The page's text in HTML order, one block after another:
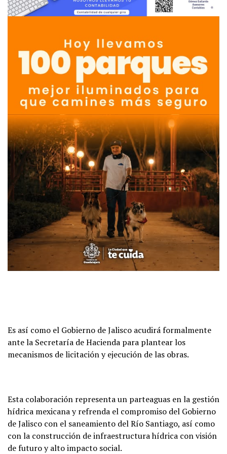
Es así como el Gobierno de Jalisco acudirá formalmente
ante la Secretaría de Hacienda para plantear los
mecanismos de licitación y ejecución de las obras.
Esta colaboración representa un parteaguas en la gestión
hídrica mexicana y refrenda el compromiso del Gobierno
de Jalisco con el saneamiento del Río Santiago, así como
con la construcción de infraestructura hídrica con visión
de futuro y alto impacto social.